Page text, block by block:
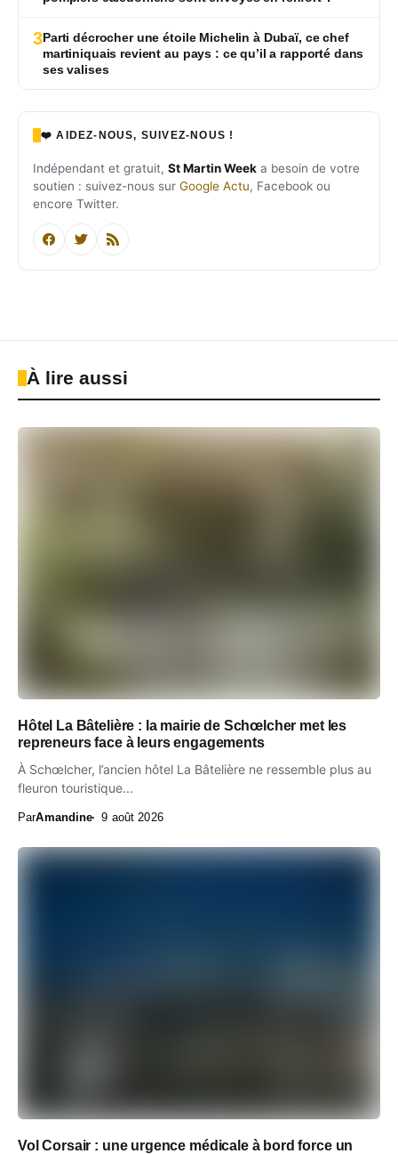
3Parti décrocher une étoile Michelin à Dubaï, ce chef
martiniquais revient au pays : ce qu’il a rapporté dans
ses valises
❤️ AIDEZ-NOUS, SUIVEZ-NOUS !
Indépendant et gratuit, St Martin Week a besoin de votre
soutien : suivez-nous sur Google Actu, Facebook ou
encore Twitter.
À lire aussi
Hôtel La Bâtelière : la mairie de Schœlcher met les
repreneurs face à leurs engagements
À Schœlcher, l’ancien hôtel La Bâtelière ne ressemble plus au
fleuron touristique...
ParAmandine 9 août 2026
Vol Corsair : une urgence médicale à bord force un